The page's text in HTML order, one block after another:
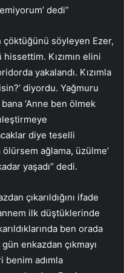
dedi”
çöktüğünü söyleyen Ezer,
Kızımın elini
yakalandı. Kızımla
diyordu. Yağmuru
‘Anne ben ölmek
diye teselli
ağlama, üzülme’
yaşadı” dedi.
çıkarıldığını ifade
ilk düştüklerinde
ben orada
enkazdan çıkmayı
benim adımla